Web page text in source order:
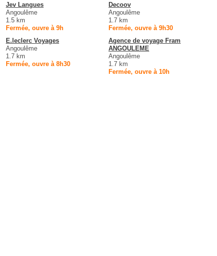
Jev Langues
Angoulême
1.5 km
Fermée, ouvre à 9h
Decoov
Angoulême
1.7 km
Fermée, ouvre à 9h30
E.leclerc Voyages
Angoulême
1.7 km
Fermée, ouvre à 8h30
Agence de voyage Fram
ANGOULEME
Angoulême
1.7 km
Fermée, ouvre à 10h